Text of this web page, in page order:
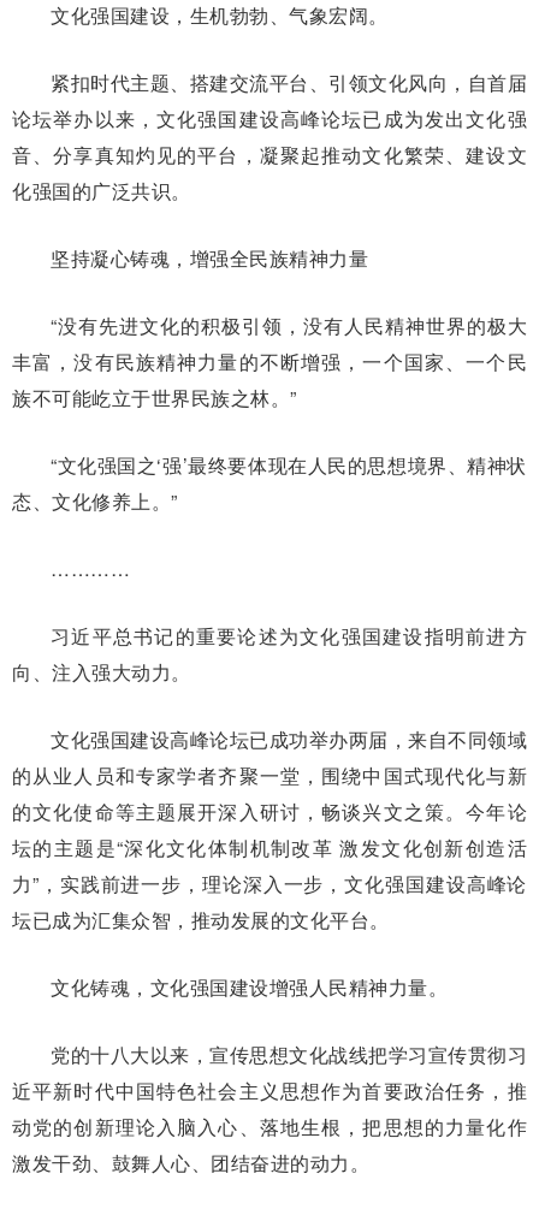
文化强国建设，生机勃勃、气象宏阔。
紧扣时代主题、搭建交流平台、引领文化风向，自首届
论坛举办以来，文化强国建设高峰论坛已成为发出文化强
音、分享真知灼见的平台，凝聚起推动文化繁荣、建设文
化强国的广泛共识。
坚持凝心铸魂，增强全民族精神力量
“没有先进文化的积极引领，没有人民精神世界的极大
丰富，没有民族精神力量的不断增强，一个国家、一个民
族不可能屹立于世界民族之林。”
“文化强国之‘强’最终要体现在人民的思想境界、精神状
态、文化修养上。”
…………
习近平总书记的重要论述为文化强国建设指明前进方
向、注入强大动力。
文化强国建设高峰论坛已成功举办两届，来自不同领域
的从业人员和专家学者齐聚一堂，围绕中国式现代化与新
的文化使命等主题展开深入研讨，畅谈兴文之策。今年论
坛的主题是“深化文化体制机制改革 激发文化创新创造活
力”，实践前进一步，理论深入一步，文化强国建设高峰论
坛已成为汇集众智，推动发展的文化平台。
文化铸魂，文化强国建设增强人民精神力量。
党的十八大以来，宣传思想文化战线把学习宣传贯彻习
近平新时代中国特色社会主义思想作为首要政治任务，推
动党的创新理论入脑入心、落地生根，把思想的力量化作
激发干劲、鼓舞人心、团结奋进的动力。